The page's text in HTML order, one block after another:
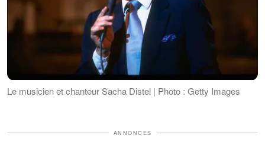
Le musicien et chanteur Sacha Distel | Photo : Getty Images
ANNONCES